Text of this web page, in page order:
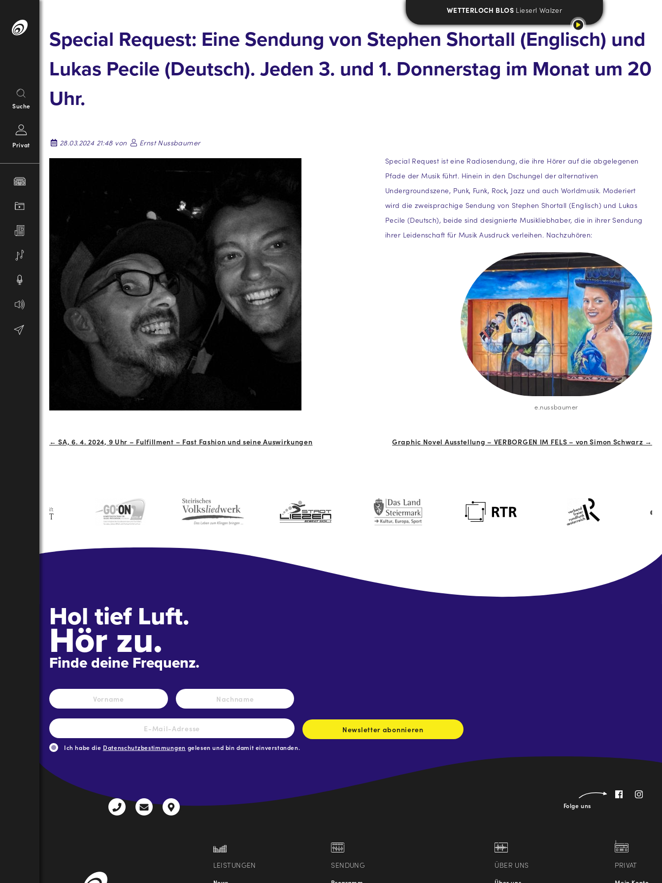
Inhalt
Suche
Privat
WETTERLOCH BLOS Lieserl Walzer
Special Request: Eine Sendung von Stephen Shortall (Englisch) und
Lukas Pecile (Deutsch). Jeden 3. und 1. Donnerstag im Monat um 20
Uhr.
28.03.2024 21:48 von
Ernst Nussbaumer
Special Request ist eine Radiosendung, die ihre Hörer auf die abgelegenen
Pfade der Musik führt. Hinein in den Dschungel der alternativen
Undergroundszene, Punk, Funk, Rock, Jazz und auch Worldmusik. Moderiert
wird die zweisprachige Sendung von Stephen Shortall (Englisch) und Lukas
Pecile (Deutsch), beide sind designierte Musikliebhaber, die in ihrer Sendung
ihrer Leidenschaft für Musik Ausdruck verleihen. Nachzuhören:
e.nussbaumer
← SA, 6. 4. 2024, 9 Uhr – Fulfillment – Fast Fashion und seine Auswirkungen Graphic Novel Ausstellung – VERBORGEN IM FELS – von Simon Schwarz →
Hol tief Luft.
Hör zu.
Finde deine Frequenz.
Name *
Vorname Nachname
E-
Mail-
Adresse *
Newsletter abonnieren
Ich habe die Datenschutzbestimmungen gelesen und bin damit einverstanden.
Folge uns
+43
radio@freequenns.at
Kulturhausstraße
LEISTUNGEN SENDUNG ÜBER UNS PRIVAT